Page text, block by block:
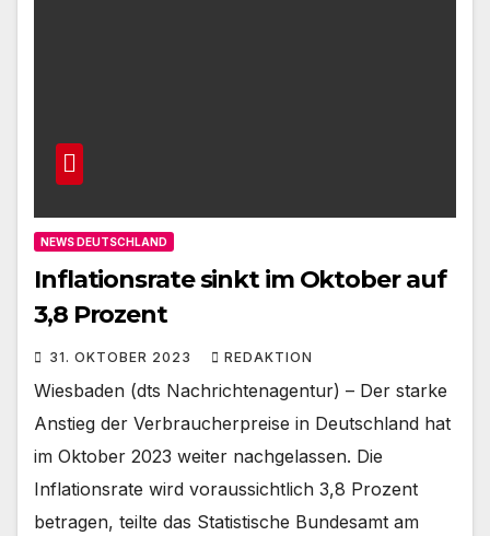
NEWS DEUTSCHLAND
Inflationsrate sinkt im Oktober auf
3,8 Prozent
31. OKTOBER 2023 REDAKTION
Wiesbaden (dts Nachrichtenagentur) – Der starke
Anstieg der Verbraucherpreise in Deutschland hat
im Oktober 2023 weiter nachgelassen. Die
Inflationsrate wird voraussichtlich 3,8 Prozent
betragen, teilte das Statistische Bundesamt am